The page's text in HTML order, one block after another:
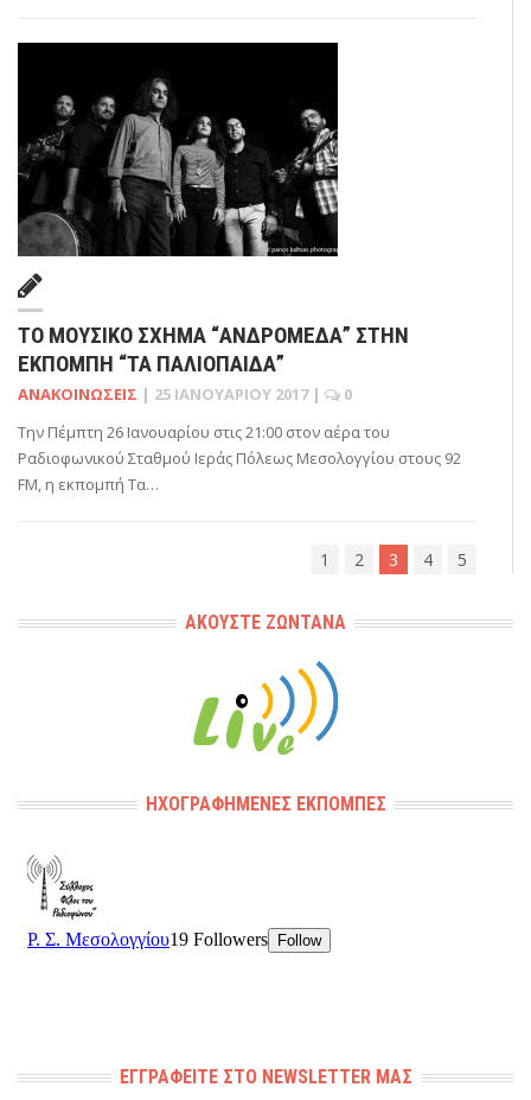
ΤΟ ΜΟΥΣΙΚΌ ΣΧΉΜΑ “ΑΝΔΡΟΜΈΔΑ” ΣΤΗΝ
ΕΚΠΟΜΠΉ “ΤΑ ΠΑΛΙΌΠΑΙΔΑ”
ΑΝΑΚΟΙΝΏΣΕΙΣ | 25 ΙΑΝΟΥΑΡΊΟΥ 2017 |
0
Την Πέμπτη 26 Ιανουαρίου στις 21:00 στον αέρα του
Ραδιοφωνικού Σταθμού Ιεράς Πόλεως Μεσολογγίου στους 92
FM, η εκπομπή Τα…
1 2 3 4 5
ΑΚΟΎΣΤΕ ΖΩΝΤΑΝΆ
ΗΧΟΓΡΑΦΗΜΈΝΕΣ ΕΚΠΟΜΠΈΣ
ΕΓΓΡΑΦΕΊΤΕ ΣΤΟ NEWSLETTER ΜΑΣ